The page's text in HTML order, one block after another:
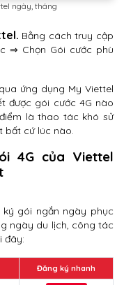
ngày, tháng
Bằng cách truy cập
⇒ Chọn Gói cước phù
ứng dụng My Viettel
được gói cước 4G nào
là thao tác khó sử
bất cứ lúc nào.
4G của Viettel
gói ngắn ngày phục
ngày du lịch, công tác
đây:
Đăng ký nhanh